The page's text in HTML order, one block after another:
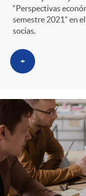
r
o
a
t
e
i
d
s
“Perspectivas
semestre 2021” en
socias.
+